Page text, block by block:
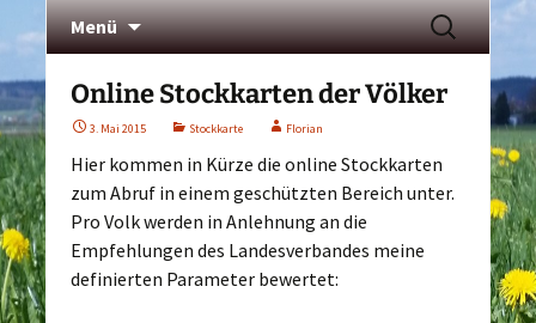
Zum
Inhaltbienenflo – Die Hobby
Imkerei im schönen
Unterallgäu
Menü
Suchen
nach:
Online Stockkarten der Völker
3. Mai 2015 Stockkarte Florian
Hier kommen in Kürze die online Stockkarten
zum Abruf in einem geschützten Bereich unter.
Pro Volk werden in Anlehnung an die
Empfehlungen des Landesverbandes meine
definierten Parameter bewertet: